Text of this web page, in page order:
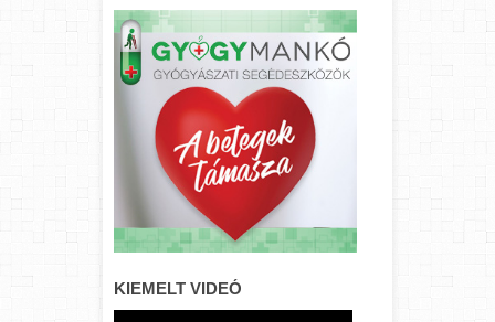
KIEMELT VIDEÓ